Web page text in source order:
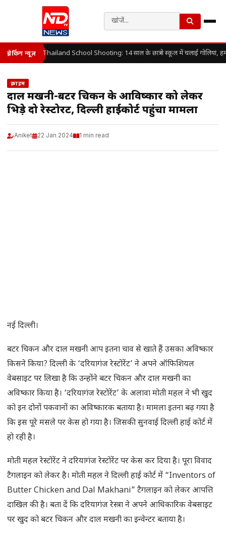
ब्रेकिंग न्यूज़ Thailand School Shooting: 14 साल के छात्र ने स्कूल में चलाई गोलियां,
क्राइम
दाल मखनी-बटर चिकन के आविष्कार को लेकर
भिड़े दो रेस्टोरेंट, दिल्ली हाईकोर्ट पहुंचा मामला
Aniket 22 Jan 2024 1 min read
नई दिल्ली।
बटर चिकन और दाल मखनी आप इतना चाव से खाते हैं उसका अविष्कार
किसने किया? दिल्ली के ‘दरियागंज रेस्टोरेंट’ ने अपने ऑफिशियल
वेबसाइट पर लिखा है कि उन्होंने बटर चिकन और दाल मखनी का
अविष्कार किया है। ‘दरियागंज रेस्टोरेंट’ के अलावा मोती महल ने भी खुद
को इन दोनों पकवानों का अविष्कारक बताया है। मामला इतना बढ़ गया है
कि इस पूरे मसले पर केस हो गया है। जिसकी सुनवाई दिल्ली हाई कोर्ट में
हो रही है।
मोती महल रेस्टोरेंट ने दरियागंज रेस्टोरेंट पर केस कर दिया है। पूरा विवाद
टैगलाइन को लेकर है। मोती महल ने दिल्ली हाई कोर्ट में “Inventors of
Butter Chicken and Dal Makhani” टैगलाइन को लेकर आपत्ति
दाखिल की है। बता दें कि दरियागंज रेस्त्रा ने अपने आधिकारिक वेबसाइट
पर खुद को बटर चिकन और दाल मखनी का इन्वेन्टर बताया है।